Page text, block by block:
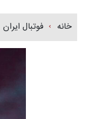
خانه فوتبال ایران